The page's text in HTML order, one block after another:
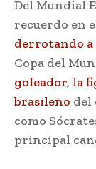
Del Mundial
recuerdo en
derrotando a
Copa del
goleador, la
brasileño del
como
principal